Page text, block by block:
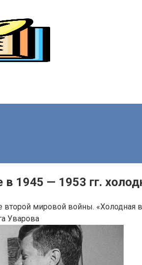
1945 — 1953 гг.
мировой войны. «Холодная
Уварова